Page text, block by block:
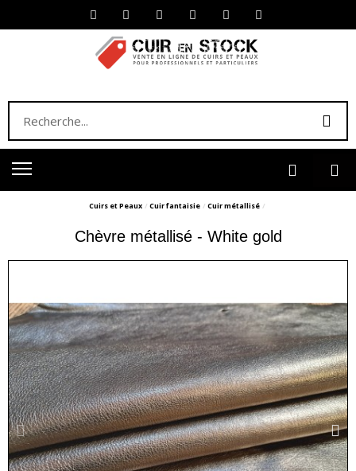
Cuirs et Peaux Cuir fantaisie Cuir métallisé
Chèvre métallisé - White gold